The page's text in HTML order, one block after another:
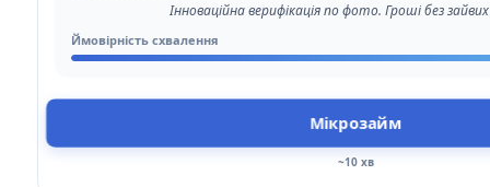
Інноваційна верифікація по фото. Гроші без зайвих
Ймовірність схвалення
Мікрозайм
~10 хв